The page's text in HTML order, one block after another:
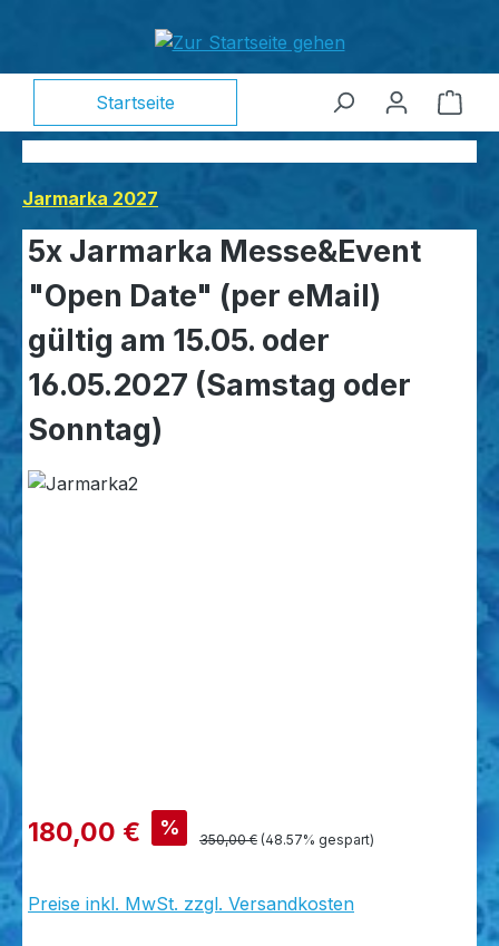
Startseite
Jarmarka 2027
5x Jarmarka Messe&Event
"Open Date" (per eMail)
gültig am 15.05. oder
16.05.2027 (Samstag oder
Sonntag)
180,00 € %
350,00 € (48.57% gespart)
Preise inkl. MwSt. zzgl. Versandkosten